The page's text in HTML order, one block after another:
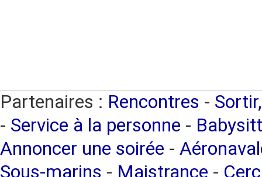
Partenaires : Rencontres -
- Service à la personne -
Annoncer une soirée -
Sous-marins - Maistrance -